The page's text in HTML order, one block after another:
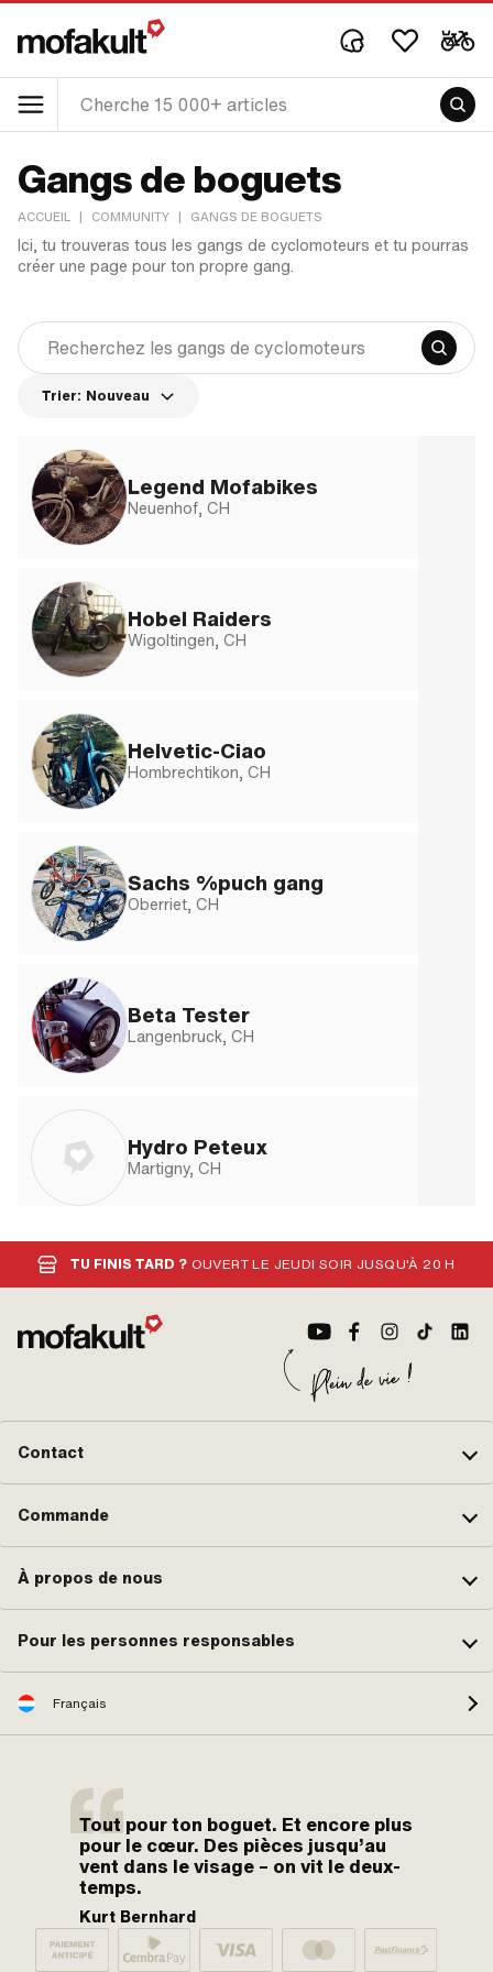
Gangs de boguets
ACCUEIL | COMMUNITY | GANGS DE BOGUETS
Ici, tu trouveras tous les gangs de cyclomoteurs et tu pourras
créer une page pour ton propre gang.
Trier: Nouveau
Legend Mofabikes
Neuenhof, CH
Hobel Raiders
Wigoltingen, CH
Helvetic-Ciao
Hombrechtikon, CH
Sachs %puch gang
Oberriet, CH
Beta Tester
Langenbruck, CH
Hydro Peteux
Martigny, CH
Broye
D wheeler
#EBB
Küssnacht, CH
CHOLBÄBRÜÄDÄRÄ
Arth, CH
TU FINIS TARD ? OUVERT LE JEUDI SOIR JUSQU'À 20 H
Contact
Commande
À propos de nous
Pour les personnes responsables
Français
Tout pour ton boguet. Et encore plus
pour le cœur. Des pièces jusqu’au
vent dans le visage – on vit le deux-
temps.
Kurt Bernhard